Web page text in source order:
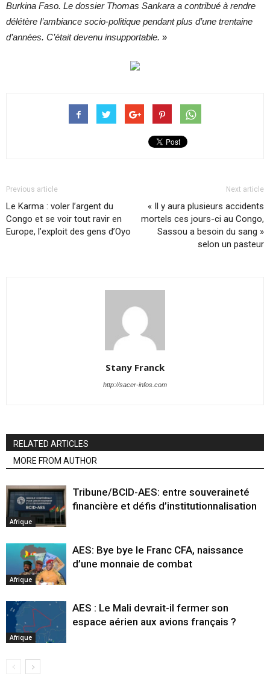
Burkina Faso. Le dossier Thomas Sankara a contribué à rendre
délétère l’ambiance socio-politique pendant plus d’une trentaine
d’années. C’était devenu insupportable. »
Previous article
Le Karma : voler l’argent du
Congo et se voir tout ravir en
Europe, l’exploit des gens d’Oyo
Next article
« Il y aura plusieurs accidents
mortels ces jours-ci au Congo,
Sassou a besoin du sang »
selon un pasteur
Stany Franck
http://sacer-infos.com
RELATED ARTICLES
MORE FROM AUTHOR
Afrique
Tribune/BCID-AES: entre souveraineté
financière et défis d’institutionnalisation
Afrique
AES: Bye bye le Franc CFA, naissance
d’une monnaie de combat
Afrique
AES : Le Mali devrait-il fermer son
espace aérien aux avions français ?